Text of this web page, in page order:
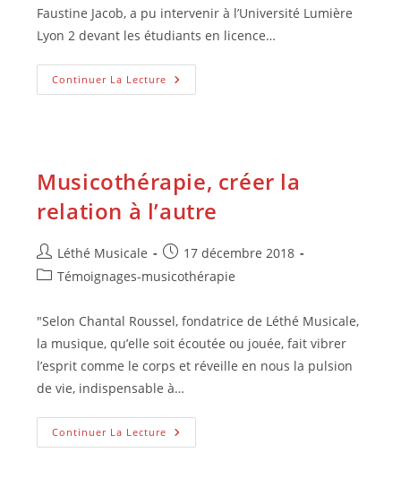
Faustine Jacob, a pu intervenir à l’Université Lumière
Lyon 2 devant les étudiants en licence…
Continuer La Lecture La
Musicothérapie
Musicothérapie, créer la
relation à l’autre
Auteur/autrice
de
Léthé Musicale
Publication
publiée :
17 décembre 2018
PostTémoignages-musicothérapie
"Selon Chantal Roussel, fondatrice de Léthé Musicale,
la musique, qu’elle soit écoutée ou jouée, fait vibrer
l’esprit comme le corps et réveille en nous la pulsion
de vie, indispensable à…
Continuer La Lecture Musicothérapie,
Créer